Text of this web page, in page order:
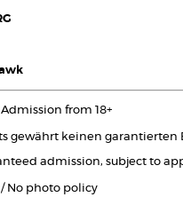
Admission from 18+
gewährt keinen garantierten
admission, subject to
No photo policy